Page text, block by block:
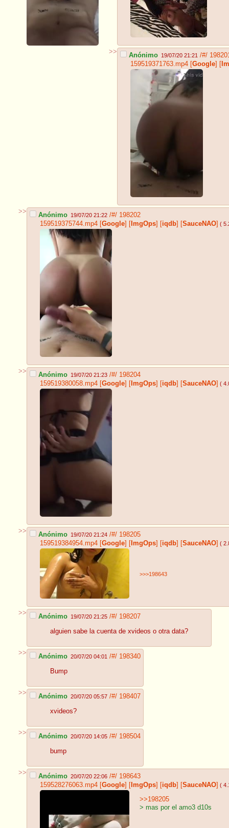
>> Anónimo 19/07/20 21:21 /#/
159519371763.mp4[Google] [
>> Anónimo 19/07/20 21:22 /#/ 198202
159519375744.mp4 [Google] [ ImgOps] [iqdb] [SauceNAO] (
>> Anónimo 19/07/20 21:23 /#/ 198204
159519380058.mp4 [Google] [ ImgOps] [iqdb] [SauceNAO] (
>> Anónimo 19/07/20 21:24 /#/ 198205
159519384954.mp4 [Google] [ ImgOps] [iqdb] [SauceNAO] (
>>>198643
>> Anónimo 19/07/20 21:25 /#/ 198207
alguien sabe la cuenta de xvideos o otra data?
>> Anónimo 20/07/20 04:01 /#/ 198340
Bump
>> Anónimo 20/07/20 05:57 /#/ 198407
xvideos?
>> Anónimo 20/07/20 14:05 /#/ 198504
bump
>> Anónimo 20/07/20 22:06 /#/ 198643
159528276063.mp4 [Google] [ ImgOps] [iqdb] [SauceNAO] (
>>198205
> mas por el amo3 d10s